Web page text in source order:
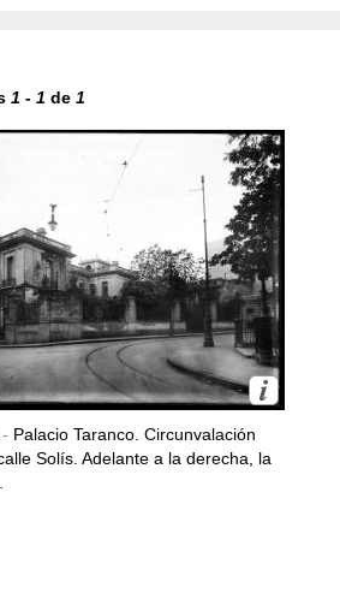
1 - 1 de 1
Palacio Taranco. Circunvalación
Solís. Adelante a la derecha, la